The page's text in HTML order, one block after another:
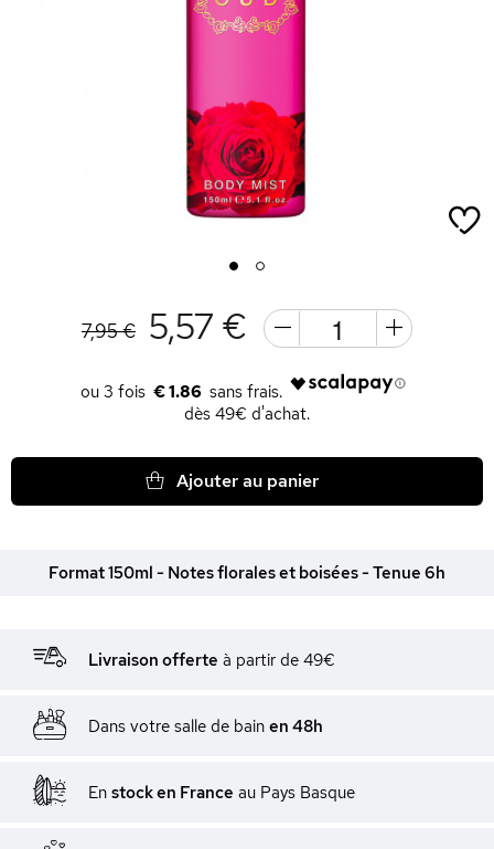
1 2
7,95 € 5,57 €
€ 1.86
dès 49€ d'achat.
Ajouter au panier
Format 150ml - Notes florales et boisées - Tenue 6h
Livraison offerte à partir de 49€
Dans votre salle de bain en 48h
En stock en France au Pays Basque